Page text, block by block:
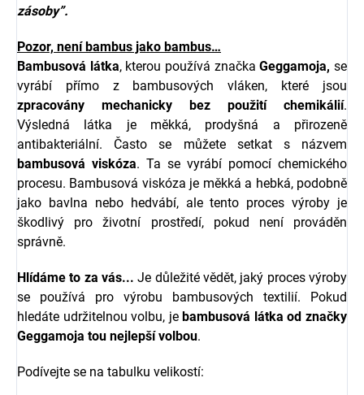
zásoby”.
Pozor, není bambus jako bambus…
Bambusová látka, kterou používá značkaGeggamoja, se
vyrábí přímo z bambusových vláken, které jsou
zpracovány mechanicky bez použití chemikálií.
Výsledná látka je měkká, prodyšná a přirozeně
antibakteriální. Často se můžete setkat s názvem
bambusová viskóza. Ta se vyrábí pomocí chemického
procesu. Bambusová viskóza je měkká a hebká, podobně
jako bavlna nebo hedvábí, ale tento proces výroby je
škodlivý pro životní prostředí, pokud není prováděn
správně.
Hlídáme to za vás... Je důležité vědět, jaký proces výroby
se používá pro výrobu bambusových textilií. Pokud
hledáte udržitelnou volbu, jebambusová látka od značky
Geggamoja tou nejlepší volbou.
Podívejte se na tabulku velikostí: